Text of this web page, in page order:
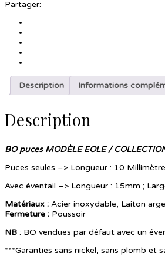
Partager:
Description Informations
Description
BO puces MODÈLE EOLE /
Puces seules –> Longueur : 10
Avec éventail –> Longueur : 15mm ;
Matériaux : Acier inoxydable, Laiton
Fermeture : Poussoir
NB : BO vendues par défaut avec un
***Garanties sans nickel, sans plomb et